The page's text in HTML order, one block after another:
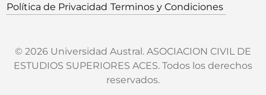
Política de Privacidad Terminos y Condiciones
© 2026 Universidad Austral. ASOCIACION CIVIL DE
ESTUDIOS SUPERIORES ACES. Todos los derechos
reservados.